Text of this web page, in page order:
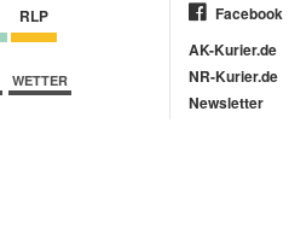
RLP
WETTER
Facebook
AK-Kurier.de
NR-Kurier.de
Newsletter